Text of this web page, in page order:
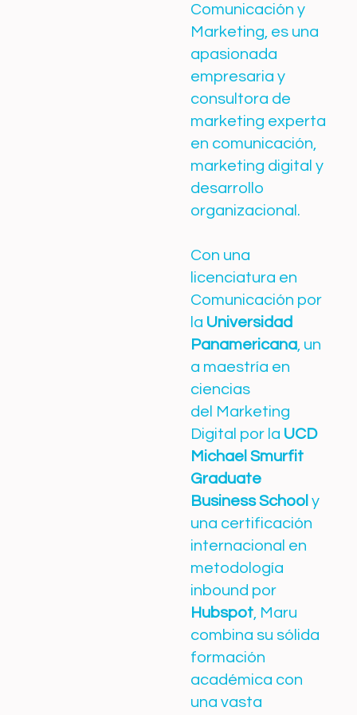
Comunicación y
Marketing, es una
apasionada
empresaria y
consultora de
marketing experta
en comunicación,
marketing digital y
desarrollo
organizacional.
Con una
licenciatura en
Comunicación por
la Universidad
Panamericana, un
a maestría en
ciencias
del Marketing
Digital por la UCD
Michael Smurfit
Graduate
Business School y
una certificación
internacional en
metodología
inbound por
Hubspot, Maru
combina su sólida
formación
académica con
una vasta